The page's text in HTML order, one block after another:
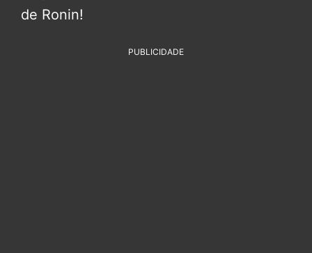
de Ronin!
PUBLICIDADE